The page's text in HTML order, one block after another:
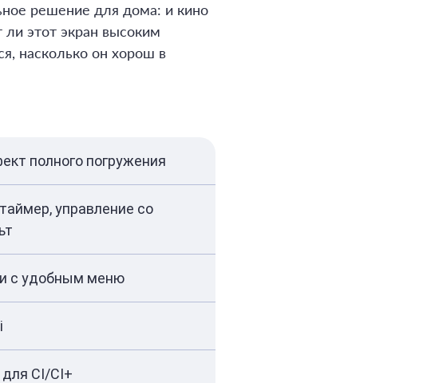
решение для дома: и кино
ли этот экран высоким
насколько он хорош в
полного погружения
управление со
с удобным меню
для CI/CI+